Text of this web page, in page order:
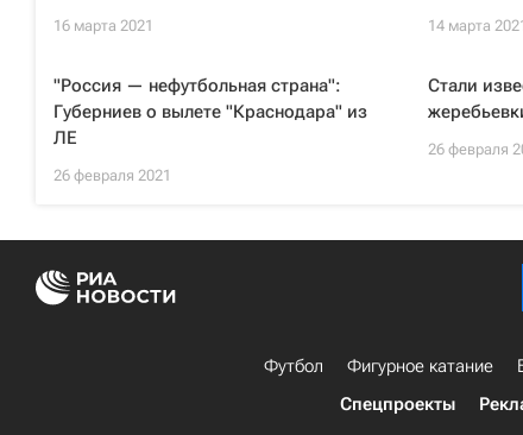
16 марта 2021 14 марта
"Россия — нефутбольная страна":
Губерниев о вылете "Краснодара" из
ЛЕ
26 февраля 2021
Стали
26 февраля
Футбол Фигурное катание
Спецпроекты